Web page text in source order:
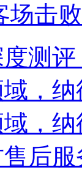
场击
测
，
，
后